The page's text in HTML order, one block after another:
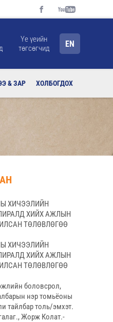
Үе үеийн
төгсөгчид
EN
& ЗАР ХОЛБОГДОХ
ХИЧЭЭЛИЙН
ХИЙХ АЖЛЫН
ТӨЛӨВЛӨГӨӨ
ХИЧЭЭЛИЙН
ХИЙХ АЖЛЫН
ТӨЛӨВЛӨГӨӨ
боловсрол,
нэр томьёоны
тайлбар толь/эмхэт.
Жорж Колат.-